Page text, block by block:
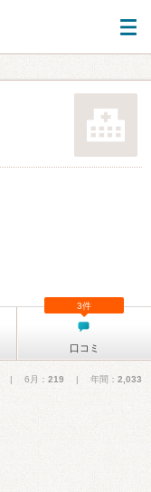
口コミ
3件
| 6月： 219 | 年間： 2,033